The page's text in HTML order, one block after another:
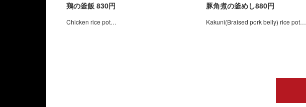
鶏の釜飯 830円
Chicken rice pot…
豚角煮の釜めし880円
Kakuni(Braised pork belly) rice pot…